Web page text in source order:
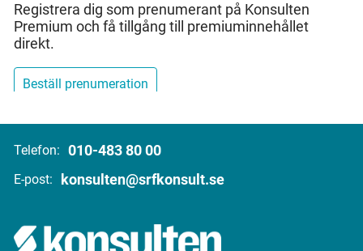
Registrera dig som prenumerant på Konsulten
Premium och få tillgång till premiuminnehållet
direkt.
Beställ prenumeration
Telefon: 010-483 80 00
E-post: konsulten@srfkonsult.se